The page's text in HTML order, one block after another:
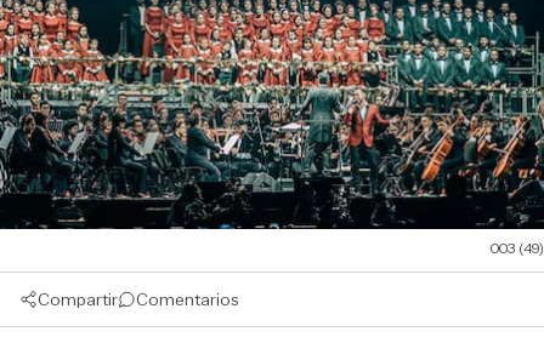
003 (49)
Compartir Comentarios